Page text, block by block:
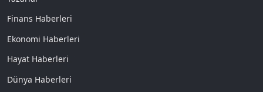
Finans Haberleri
Ekonomi Haberleri
Hayat Haberleri
Dünya Haberleri